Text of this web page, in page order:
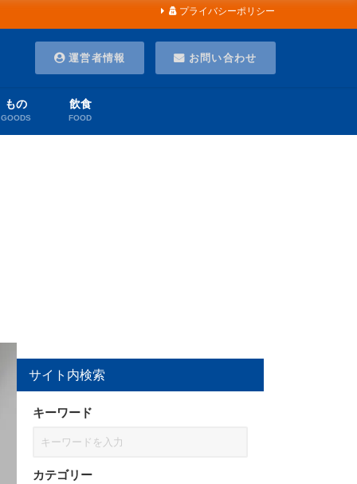
プライバシーポリシー
運営者情報 お問い合わせ
もの
GOODS
飲食
FOOD
サイト内検索
キーワード
カテゴリー